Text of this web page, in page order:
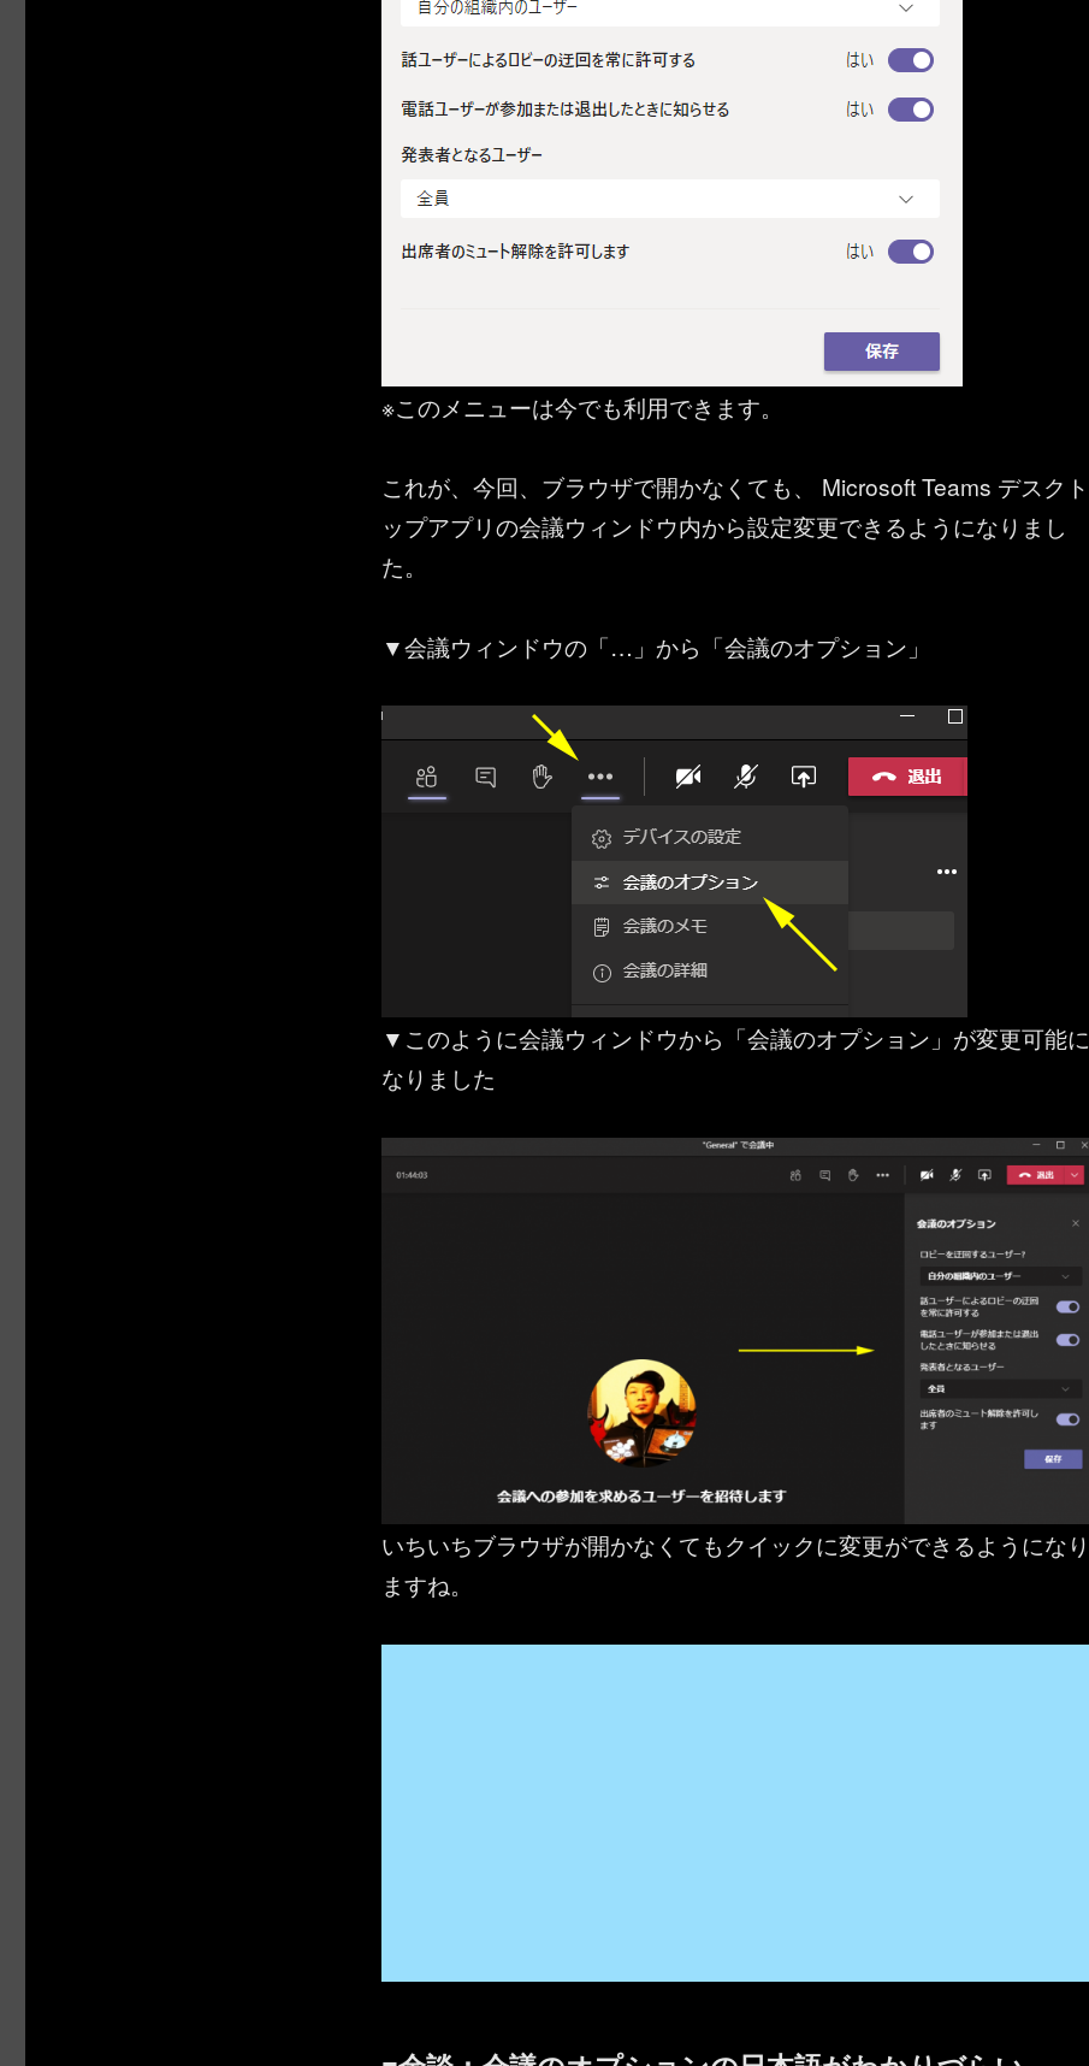
※このメニューは今でも利用できます。
これが、今回、ブラウザで開かなくても、 Microsoft Teams デスクト
ップアプリの会議ウィンドウ内から設定変更できるようになりまし
た。
▼会議ウィンドウの「…」から「会議のオプション」
▼このように会議ウィンドウから「会議のオプション」が変更可能に
なりました
いちいちブラウザが開かなくてもクイックに変更ができるようになり
ますね。